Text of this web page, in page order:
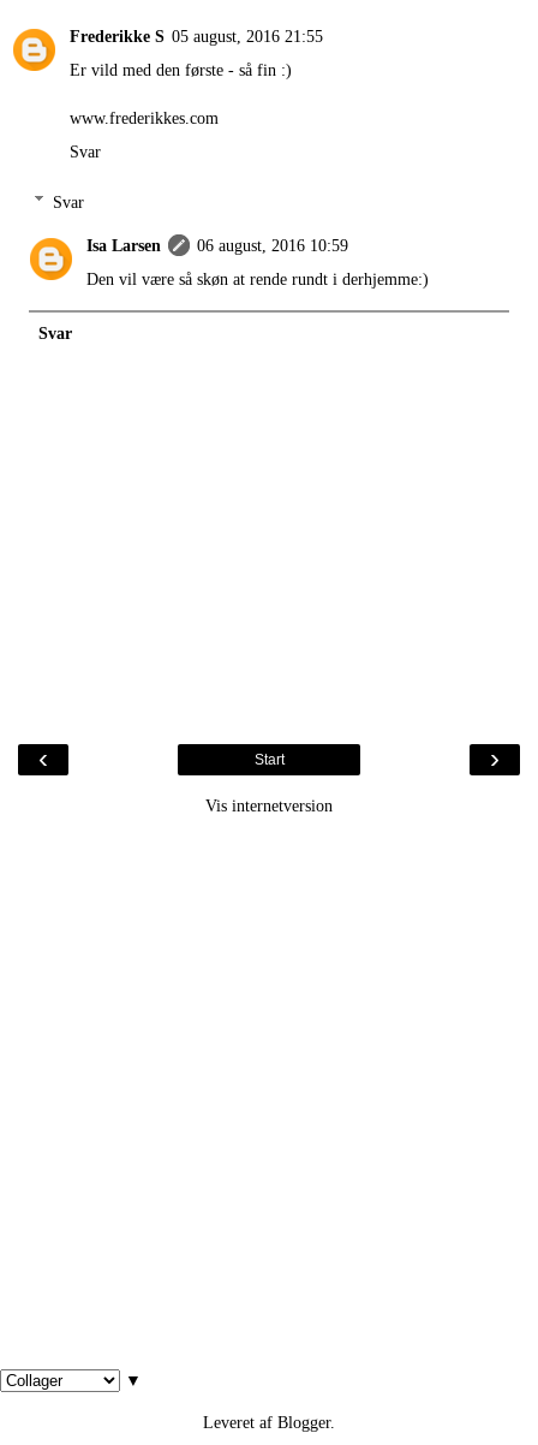
Frederikke S 05 august, 2016 21:55
Er vild med den første - så fin :)
www.frederikkes.com
Svar
Svar
Isa Larsen
06 august, 2016 10:59
Den vil være så skøn at rende rundt i derhjemme:)
Svar
‹ ›
Start
Vis internetversion
▼
Leveret af Blogger.